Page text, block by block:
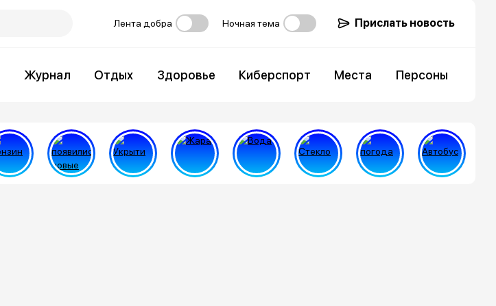
Лента добра Ночная тема Прислать новость
Журнал Отдых Здоровье Киберспорт Места Персоны